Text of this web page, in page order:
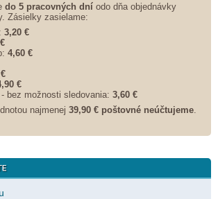
do 5 pracovných dní odo dňa objednávky
Zásielky zasielame:
3,20 €
4,60 €
€
bez možnosti sledovania: 3,60 €
najmenej 39,90 € poštovné neúčtujeme